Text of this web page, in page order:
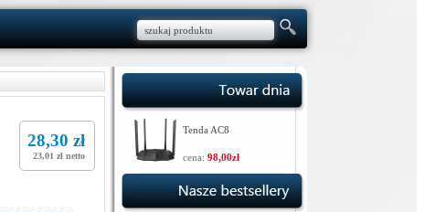
28,30 zł
23,01 zł netto
Tenda AC8
cena: 98,00zł